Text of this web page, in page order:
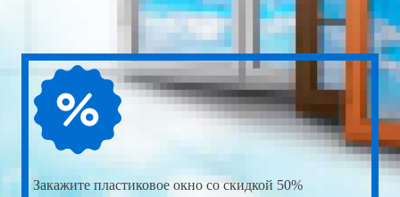
Закажитепластиковое окно со скидкой 50%